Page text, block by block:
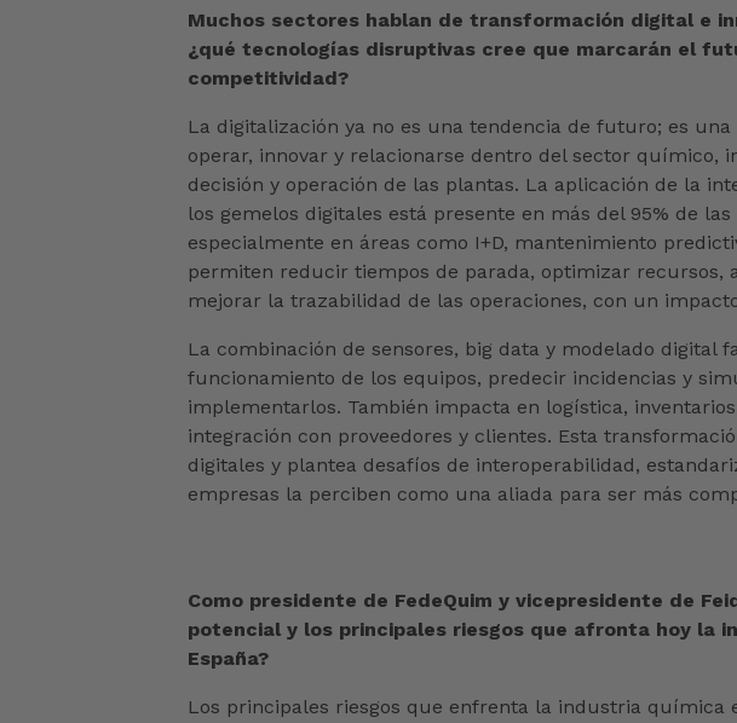
Muchos sectores hablan de transformación digital e
¿qué tecnologías disruptivas cree que marcarán el
competitividad?
La digitalización ya no es una tendencia de futuro; es
operar, innovar y relacionarse dentro del sector químico,
decisión y operación de las plantas. La aplicación de la
los gemelos digitales está presente en más del 95% de
especialmente en áreas como I+D, mantenimiento
permiten reducir tiempos de parada, optimizar recursos,
mejorar la trazabilidad de las operaciones, con un
La combinación de sensores, big data y modelado digital
funcionamiento de los equipos, predecir incidencias y
implementarlos. También impacta en logística,
integración con proveedores y clientes. Esta
digitales y plantea desafíos de interoperabilidad,
empresas la perciben como una aliada para ser más
Como presidente de FedeQuim y vicepresidente de
potencial y los principales riesgos que afronta hoy la
España?
Los principales riesgos que enfrenta la industria química